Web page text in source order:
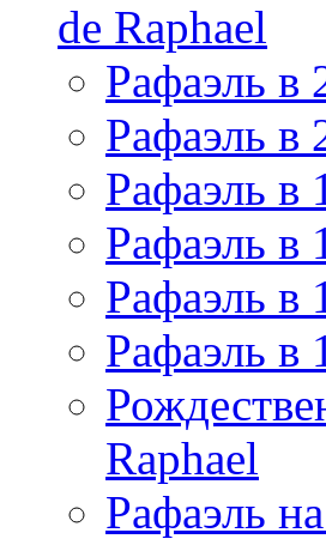
de Raphael
Рафаэль в
Рафаэль в
Рафаэль в
Рафаэль в
Рафаэль в
Рафаэль в
Raphael
Рафаэль